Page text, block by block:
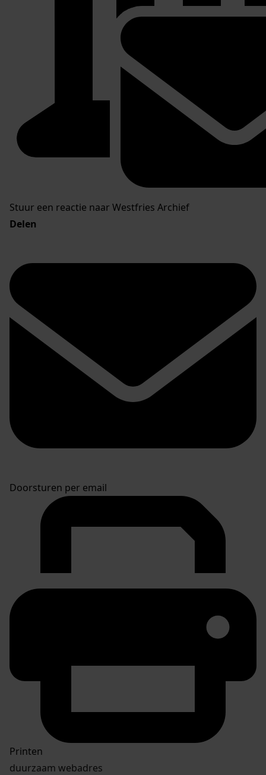
Stuur een reactie naar Westfries Archief
Delen
Doorsturen per email
Printen
duurzaam webadres